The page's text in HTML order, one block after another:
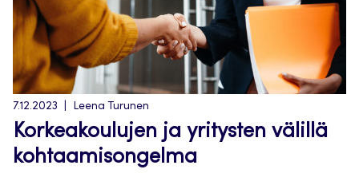
7.12.2023 Leena Turunen
Korkeakoulujen ja yritysten välillä
kohtaamisongelma